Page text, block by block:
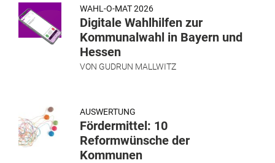
WAHL-O-MAT 2026
Digitale Wahlhilfen zur
Kommunalwahl in Bayern und
Hessen
VON GUDRUN MALLWITZ
AUSWERTUNG
Fördermittel: 10
Reformwünsche der
Kommunen